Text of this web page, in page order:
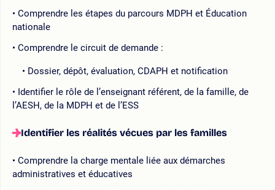
Comprendre les étapes du parcours MDPH et Éducation
nationale
Comprendre le circuit de demande :
Dossier, dépôt, évaluation, CDAPH et notification
Identifier le rôle de l’enseignant référent, de la famille, de
l’AESH, de la MDPH et de l’ESS
Identifier les réalités vécues par les familles
Comprendre la charge mentale liée aux démarches
administratives et éducatives